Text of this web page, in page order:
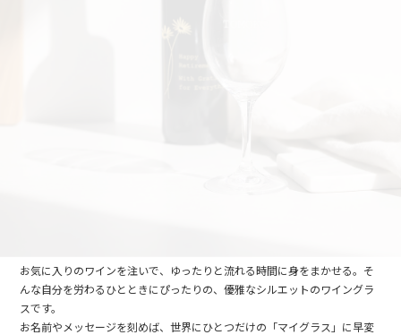
お気に入りのワインを注いで、ゆったりと流れる時間に身をまかせる。そ
んな自分を労わるひとときにぴったりの、優雅なシルエットのワイングラ
スです。
お名前やメッセージを刻めば、世界にひとつだけの「マイグラス」に早変